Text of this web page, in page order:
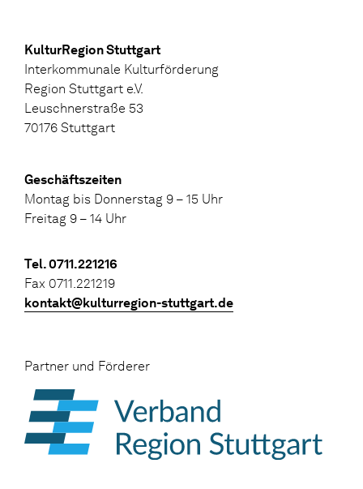
KulturRegion Stuttgart
Interkommunale Kulturförderung
Region Stuttgart e.V.
Leuschnerstraße 53
70176 Stuttgart
Geschäftszeiten
Montag bis Donnerstag 9 – 15 Uhr
Freitag 9 – 14 Uhr
Tel. 0711.221216
Fax 0711.221219
kontakt@kulturregion-stuttgart.de
Partner und Förderer